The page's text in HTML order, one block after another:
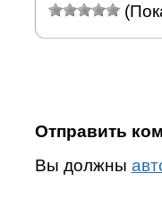
Отправить
Вы должны